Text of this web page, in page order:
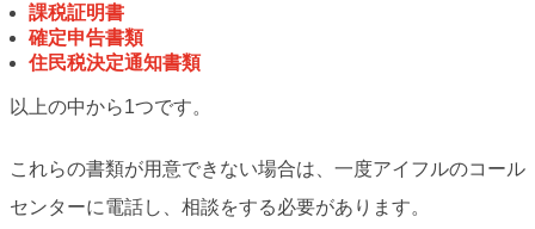
課税証明書
確定申告書類
住民税決定通知書類
以上の中から1つです。
これらの書類が用意できない場合は、一度アイフルのコール
センターに電話し、相談をする必要があります。